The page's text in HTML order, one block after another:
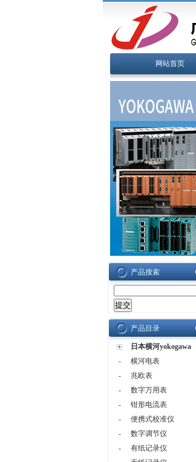
网站首页
产品搜索
产品目录
日本横河yokogawa
-
横河电表
-
兆欧表
-
数字万用表
-
钳形电流表
-
便携式校准仪
-
数字调节仪
-
有纸记录仪